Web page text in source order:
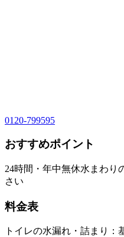
0120-799595
おすすめポイント
24時間・年中無休水まわり
さい
料金表
トイレの水漏れ・詰まり